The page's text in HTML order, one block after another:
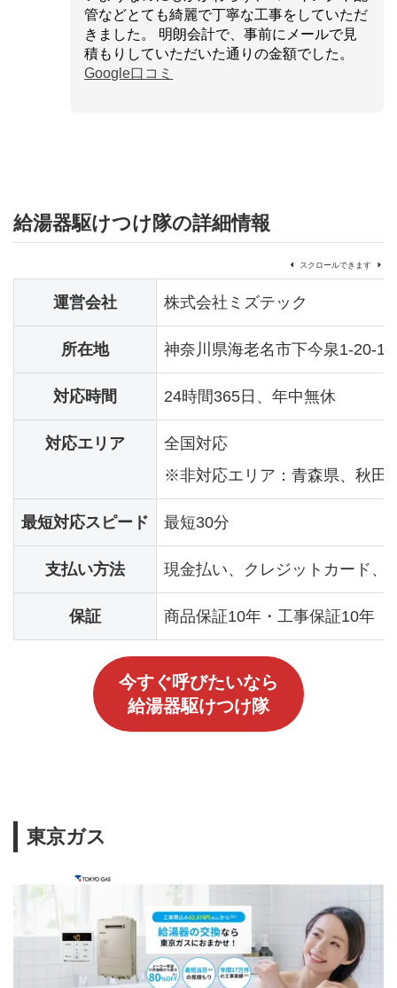
管などとても綺麗で丁寧な工事をしていただ
きました。 明朗会計で、事前にメールで見
積もりしていただいた通りの金額でした。
Google口コミ
給湯器駆けつけ隊の詳細情報
スクロールできます
運営会社 株式会社ミズテック
所在地 神奈川県海老名市下今泉1-20-18
対応時間 24時間365日、年中無休
対応エリア
全国対応
※非対応エリア：青森県、秋田
最短対応スピード 最短30分
支払い方法 現金払い、クレジットカード、
保証 商品保証10年・工事保証10年（
今すぐ呼びたいなら
給湯器駆けつけ隊
東京ガス